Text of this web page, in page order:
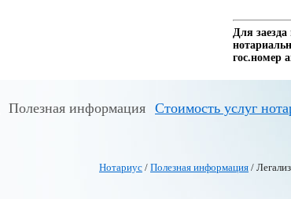
Для
гос.номер
Полезная информация Стоимость услуг
Нотариус / Полезная информация /